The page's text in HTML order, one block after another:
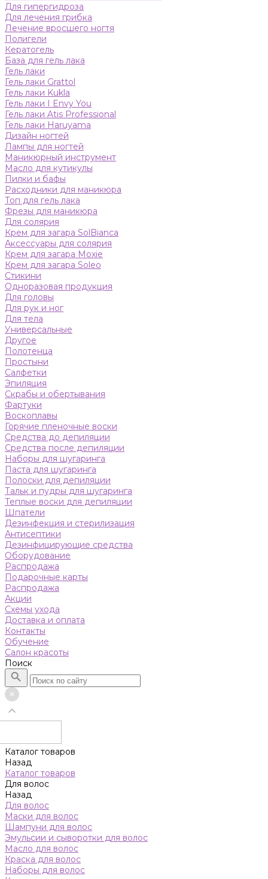
Для гипергидроза
Для лечения грибка
Лечение вросшего ногтя
Полигели
Кератогель
База для гель лака
Гель лаки
Гель лаки Grattol
Гель лаки Kukla
Гель лаки I Envy You
Гель лаки Atis Professional
Гель лаки Haruyama
Дизайн ногтей
Лампы для ногтей
Маникюрный инструмент
Масло для кутикулы
Пилки и бафы
Расходники для маникюра
Топ для гель лака
Фрезы для маникюра
Для солярия
Крем для загара SolBianca
Аксессуары для солярия
Крем для загара Moxie
Крем для загара Soleo
Стикини
Одноразовая продукция
Для головы
Для рук и ног
Для тела
Универсальные
Другое
Полотенца
Простыни
Салфетки
Эпиляция
Скрабы и обертывания
Фартуки
Воскоплавы
Горячие пленочные воски
Средства до депиляции
Средства после депиляции
Наборы для шугаринга
Паста для шугаринга
Полоски для депиляции
Тальк и пудры для шугаринга
Теплые воски для депиляции
Шпатели
Дезинфекция и стерилизация
Антисептики
Дезинфицирующие средства
Оборудование
Распродажа
Подарочные карты
Распродажа
Акции
Схемы ухода
Доставка и оплата
Контакты
Обучение
Салон красоты
Поиск
Каталог товаров
Назад
Каталог товаров
Для волос
Назад
Для волос
Маски для волос
Шампуни для волос
Эмульсии и сыворотки для волос
Масло для волос
Краска для волос
Наборы для волос